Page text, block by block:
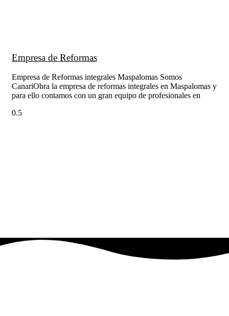
Empresa de Reformas
Empresa de Reformas integrales Maspalomas Somos
CanariObra la empresa de reformas integrales en Maspalomas y
para ello contamos con un gran equipo de profesionales en